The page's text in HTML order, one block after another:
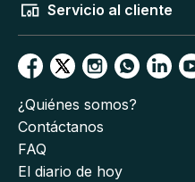
Servicio al cliente
¿Quiénes somos?
Contáctanos
FAQ
El diario de hoy